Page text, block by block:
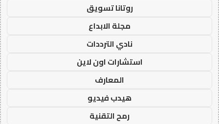
روتانا تسويق
مجلة الابداع
نادي الترددات
استشارات اون لاين
المعارف
هيدب فيديو
رمح التقنية